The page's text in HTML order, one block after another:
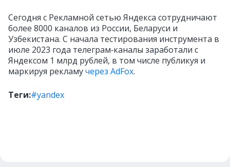
Сегодня с Рекламной сетью Яндекса сотрудничают
более 8000 каналов из России, Беларуси и
Узбекистана. С начала тестирования инструмента в
июле 2023 года телеграм‑каналы заработали с
Яндексом 1 млрд рублей, в том числе публикуя и
маркируя рекламучерез AdFox.
Теги:#yandex